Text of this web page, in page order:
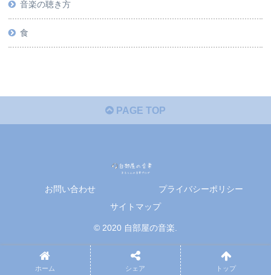
音楽の聴き方
食
PAGE TOP
お問い合わせ
プライバシーポリシー
サイトマップ
© 2020 自部屋の音楽.
ホーム シェア トップ